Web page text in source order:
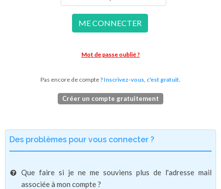
ME CONNECTER
Mot de passe oublié ?
Pas encore de compte ? Inscrivez-vous, c'est gratuit.
Créer un compte gratuitement
Des problèmes pour vous connecter ?
Que faire si je ne me souviens plus de l'adresse mail
associée à mon compte ?